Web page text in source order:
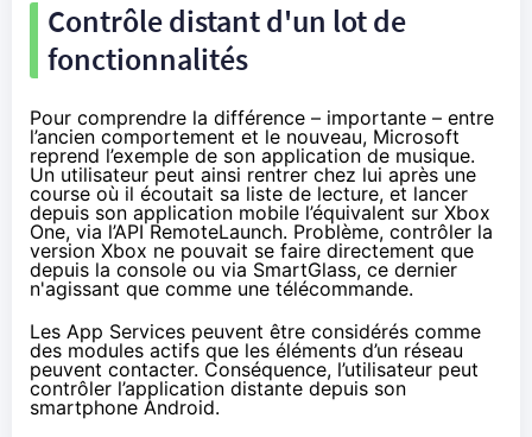
Contrôle distant d'un lot de
fonctionnalités
Pour comprendre la différence – importante – entre
l’ancien comportement et le nouveau, Microsoft
reprend l’exemple de son application de musique.
Un utilisateur peut ainsi rentrer chez lui après une
course où il écoutait sa liste de lecture, et lancer
depuis son application mobile l’équivalent sur Xbox
One, via l’API RemoteLaunch. Problème, contrôler la
version Xbox ne pouvait se faire directement que
depuis la console ou via SmartGlass, ce dernier
n'agissant que comme une télécommande.
Les App Services peuvent être considérés comme
des modules actifs que les éléments d’un réseau
peuvent contacter. Conséquence, l’utilisateur peut
contrôler l’application distante depuis son
smartphone Android.